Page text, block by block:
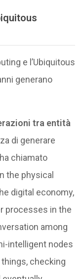
e l’Ubiquitous
generano
tra entità
di generare
chiamato
the physical
digital economy,
processes in the
among
intelligent nodes
checking